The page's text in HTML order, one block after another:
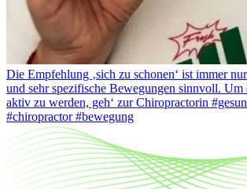
Die Empfehlung ‚sich zu schonen‘ ist immer
und sehr spezifische Bewegungen sinnvoll.
aktiv zu werden, geh‘ zur Chiropractorin
#chiropractor #bewegung